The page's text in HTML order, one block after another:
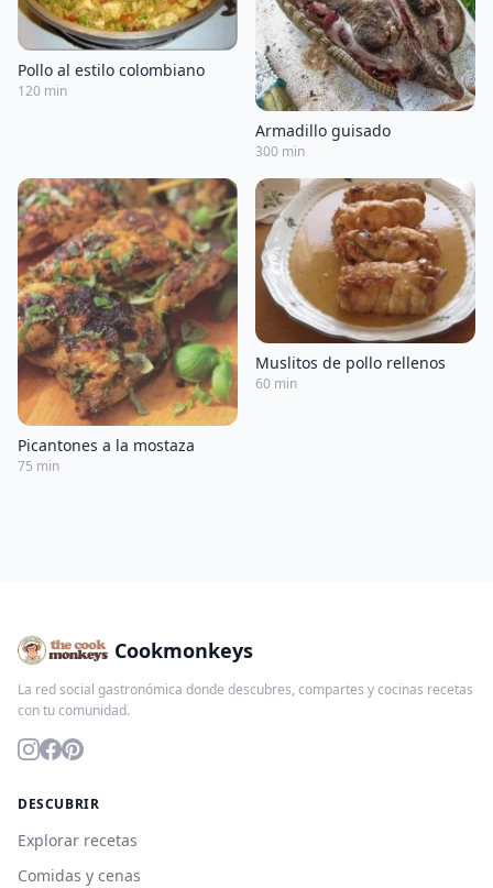
Pollo al estilo colombiano
120 min
Armadillo guisado
300 min
Picantones a la mostaza
75 min
Muslitos de pollo rellenos
60 min
Cookmonkeys
La red social gastronómica donde descubres, compartes y cocinas recetas
con tu comunidad.
DESCUBRIR
Explorar recetas
Comidas y cenas